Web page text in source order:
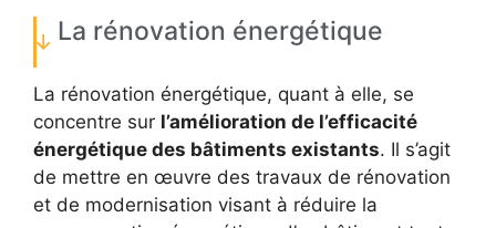
La rénovation énergétique
La rénovation énergétique, quant à elle, se
concentre sur l’amélioration de l’efficacité
énergétique des bâtiments existants. Il s’agit
de mettre en œuvre des travaux de rénovation
et de modernisation visant à réduire la